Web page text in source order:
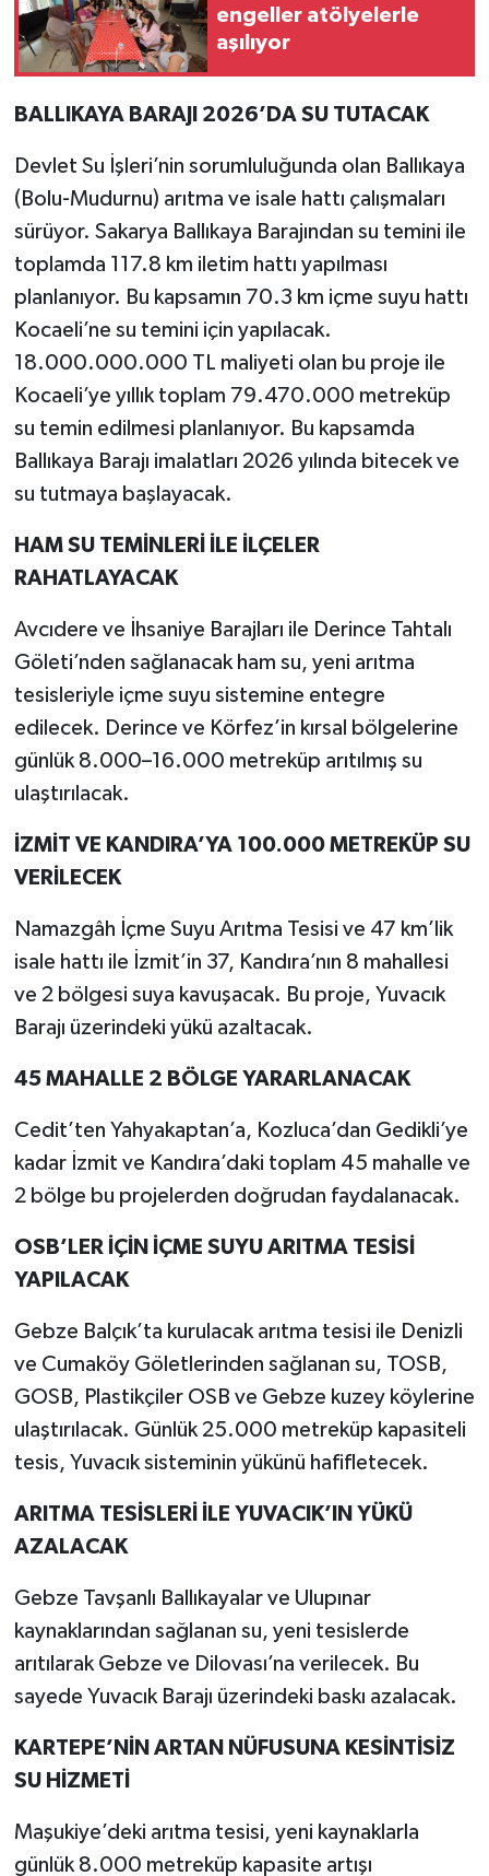
engeller atölyelerle
aşılıyor
BALLIKAYA BARAJI 2026’DA SU TUTACAK
Devlet Su İşleri’nin sorumluluğunda olan Ballıkaya
(Bolu-Mudurnu) arıtma ve isale hattı çalışmaları
sürüyor. Sakarya Ballıkaya Barajından su temini ile
toplamda 117.8 km iletim hattı yapılması
planlanıyor. Bu kapsamın 70.3 km içme suyu hattı
Kocaeli’ne su temini için yapılacak.
18.000.000.000 TL maliyeti olan bu proje ile
Kocaeli’ye yıllık toplam 79.470.000 metreküp
su temin edilmesi planlanıyor. Bu kapsamda
Ballıkaya Barajı imalatları 2026 yılında bitecek ve
su tutmaya başlayacak.
HAM SU TEMİNLERİ İLE İLÇELER
RAHATLAYACAK
Avcıdere ve İhsaniye Barajları ile Derince Tahtalı
Göleti’nden sağlanacak ham su, yeni arıtma
tesisleriyle içme suyu sistemine entegre
edilecek. Derince ve Körfez’in kırsal bölgelerine
günlük 8.000–16.000 metreküp arıtılmış su
ulaştırılacak.
İZMİT VE KANDIRA’YA 100.000 METREKÜP SU
VERİLECEK
Namazgâh İçme Suyu Arıtma Tesisi ve 47 km’lik
isale hattı ile İzmit’in 37, Kandıra’nın 8 mahallesi
ve 2 bölgesi suya kavuşacak. Bu proje, Yuvacık
Barajı üzerindeki yükü azaltacak.
45 MAHALLE 2 BÖLGE YARARLANACAK
Cedit’ten Yahyakaptan’a, Kozluca’dan Gedikli’ye
kadar İzmit ve Kandıra’daki toplam 45 mahalle ve
2 bölge bu projelerden doğrudan faydalanacak.
OSB’LER İÇİN İÇME SUYU ARITMA TESİSİ
YAPILACAK
Gebze Balçık’ta kurulacak arıtma tesisi ile Denizli
ve Cumaköy Göletlerinden sağlanan su, TOSB,
GOSB, Plastikçiler OSB ve Gebze kuzey köylerine
ulaştırılacak. Günlük 25.000 metreküp kapasiteli
tesis, Yuvacık sisteminin yükünü hafifletecek.
ARITMA TESİSLERİ İLE YUVACIK’IN YÜKÜ
AZALACAK
Gebze Tavşanlı Ballıkayalar ve Ulupınar
kaynaklarından sağlanan su, yeni tesislerde
arıtılarak Gebze ve Dilovası’na verilecek. Bu
sayede Yuvacık Barajı üzerindeki baskı azalacak.
KARTEPE’NİN ARTAN NÜFUSUNA KESİNTİSİZ
SU HİZMETİ
Maşukiye’deki arıtma tesisi, yeni kaynaklarla
günlük 8.000 metreküp kapasite artışı